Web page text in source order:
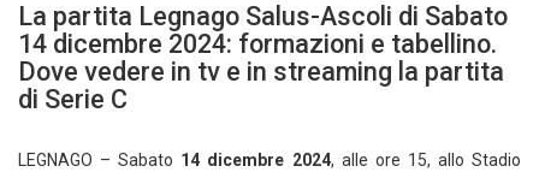
La partita Legnago Salus-Ascoli di Sabato
14 dicembre 2024: formazioni e tabellino.
Dove vedere in tv e in streaming la partita
di Serie C
LEGNAGO – Sabato 14 dicembre 2024, alle ore 15, allo Stadio